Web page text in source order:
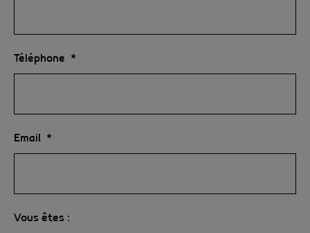
Téléphone
Email
Vous êtes :